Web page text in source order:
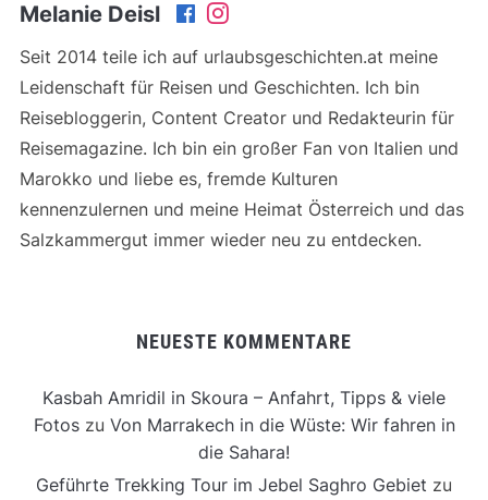
Melanie Deisl
Seit 2014 teile ich auf urlaubsgeschichten.at meine
Leidenschaft für Reisen und Geschichten. Ich bin
Reisebloggerin, Content Creator und Redakteurin für
Reisemagazine. Ich bin ein großer Fan von Italien und
Marokko und liebe es, fremde Kulturen
kennenzulernen und meine Heimat Österreich und das
Salzkammergut immer wieder neu zu entdecken.
NEUESTE KOMMENTARE
Kasbah Amridil in Skoura – Anfahrt, Tipps & viele
Fotoszu Von Marrakech in die Wüste: Wir fahren in
die Sahara!
Geführte Trekking Tour im Jebel Saghro Gebiet zu